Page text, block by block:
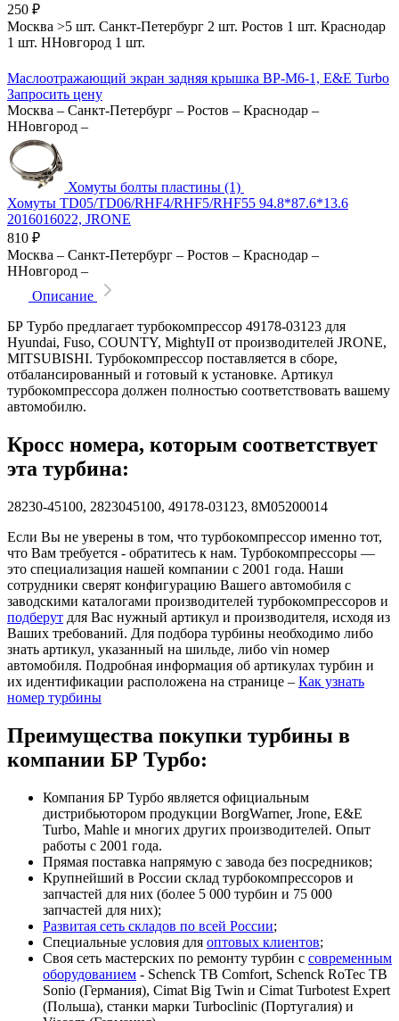
250 ₽
Москва >5 шт. Санкт-Петербург 2 шт. Ростов 1 шт. Краснодар
1 шт. ННовгород 1 шт.
Маслоотражающий экран задняя крышка BP-M6-1, E&E Turbo
Запросить цену
Москва – Санкт-Петербург – Ростов – Краснодар –
ННовгород –
Хомуты болты пластины (1)
Хомуты TD05/TD06/RHF4/RHF5/RHF55 94.8*87.6*13.6
2016016022, JRONE
810 ₽
Москва – Санкт-Петербург – Ростов – Краснодар –
ННовгород –
Описание
БР Турбо предлагает турбокомпрессор 49178-03123 для
Hyundai, Fuso, COUNTY, MightyII от производителей JRONE,
MITSUBISHI. Турбокомпрессор поставляется в сборе,
отбалансированный и готовый к установке. Артикул
турбокомпрессора должен полностью соответствовать вашему
автомобилю.
Кросс номера, которым соответствует
эта турбина:
28230-45100, 2823045100, 49178-03123, 8M05200014
Если Вы не уверены в том, что турбокомпрессор именно тот,
что Вам требуется - обратитесь к нам. Турбокомпрессоры —
это специализация нашей компании с 2001 года. Наши
сотрудники сверят конфигурацию Вашего автомобиля с
заводскими каталогами производителей турбокомпрессоров и
подберут для Вас нужный артикул и производителя, исходя из
Ваших требований. Для подбора турбины необходимо либо
знать артикул, указанный на шильде, либо vin номер
автомобиля. Подробная информация об артикулах турбин и
их идентификации расположена на странице – Как узнать
номер турбины
Преимущества покупки турбины в
компании БР Турбо:
Компания БР Турбо является официальным
дистрибьютором продукции BorgWarner, Jrone, E&E
Turbo, Mahle и многих других производителей. Опыт
работы с 2001 года.
Прямая поставка напрямую с завода без посредников;
Крупнейший в России склад турбокомпрессоров и
запчастей для них (более 5 000 турбин и 75 000
запчастей для них);
Развитая сеть складов по всей России;
Специальные условия для оптовых клиентов;
Своя сеть мастерских по ремонту турбин с современным
оборудованием - Schenck TB Comfort, Schenck RoTec TB
Sonio (Германия), Cimat Big Twin и Cimat Turbotest Expert
(Польша), станки марки Turboclinic (Португалия) и